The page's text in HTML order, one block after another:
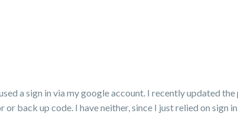
a sign in via my google account. I recently updated
back up code. I have neither, since I just relied on sign